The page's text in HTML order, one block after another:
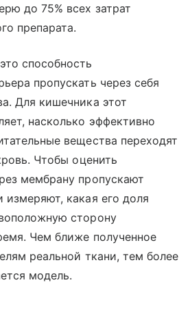
до 75% всех затрат
препарата.
способность
пропускать через себя
Для кишечника этот
насколько эффективно
вещества переходят
Чтобы оценить
мембрану пропускают
какая его доля
сторону
Чем ближе полученное
реальной ткани, тем более
модель.